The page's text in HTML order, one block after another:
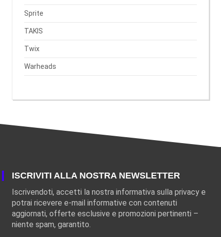
Sprite
TAKIS
Twix
Warheads
ISCRIVITI ALLA NOSTRA NEWSLETTER
Iscrivendoti, accetti la nostra informativa sulla privacy e
potrai ricevere e-mail informative con contenuti
aggiornati, offerte esclusive e promozioni pertinenti –
niente spam, garantito.